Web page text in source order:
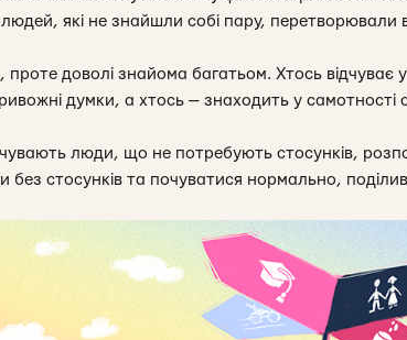
які не знайшли собі пару, перетворювали
доволі знайома багатьом. Хтось відчуває у
думки, а хтось — знаходить у самотності
люди, що не потребують стосунків,
без стосунків та почуватися нормально,